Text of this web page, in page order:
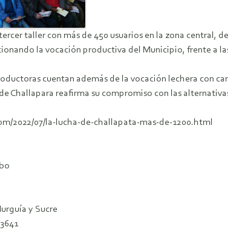
taller con más de 450 usuarios en la zona central,
la vocación productiva del Municipio, frente a
cuentan además de la vocación lechera con
Challapara reafirma su compromiso con las
2022/07/la-lucha-de-challapata-mas-de-1200.html
y Sucre